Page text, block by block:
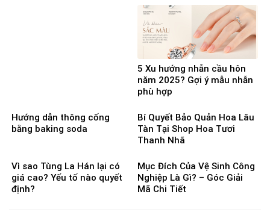
5 Xu hướng nhẫn cầu hôn
năm 2025? Gợi ý mẫu nhẫn
phù hợp
Hướng dẫn thông cống
bằng baking soda
Bí Quyết Bảo Quản Hoa Lâu
Tàn Tại Shop Hoa Tươi
Thanh Nhã
Vì sao Tùng La Hán lại có
giá cao? Yếu tố nào quyết
định?
Mục Đích Của Vệ Sinh Công
Nghiệp Là Gì? – Góc Giải
Mã Chi Tiết